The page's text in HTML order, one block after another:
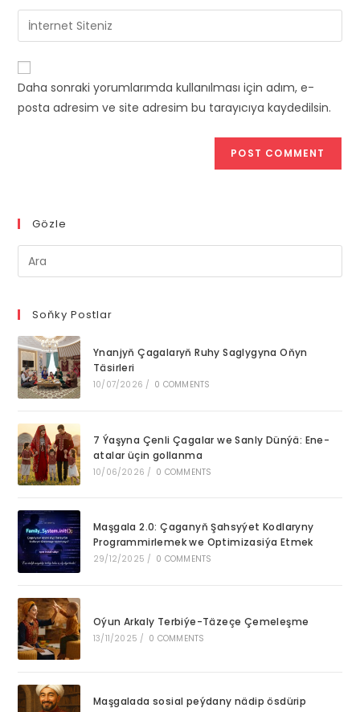
to
comment
email
address
comment
Enter
your
website
URL
(optional)
Daha sonraki yorumlarımda kullanılması için adım, e-
posta adresim ve site adresim bu tarayıcıya kaydedilsin.
Gözle
Soňky Postlar
Ynanjyň Çagalaryň Ruhy Saglygyna Oňyn
Täsirleri
10/07/2026 / 0 COMMENTS
7 Ýaşyna Çenli Çagalar we Sanly Dünýä: Ene-
atalar üçin gollanma
10/06/2026 / 0 COMMENTS
Maşgala 2.0: Çaganyň Şahsyýet Kodlaryny
Programmirlemek we Optimizasiýa Etmek
29/12/2025 / 0 COMMENTS
Oýun Arkaly Terbiýe-Täzeçe Çemeleşme
13/11/2025 / 0 COMMENTS
Maşgalada sosial peýdany nädip ösdürip